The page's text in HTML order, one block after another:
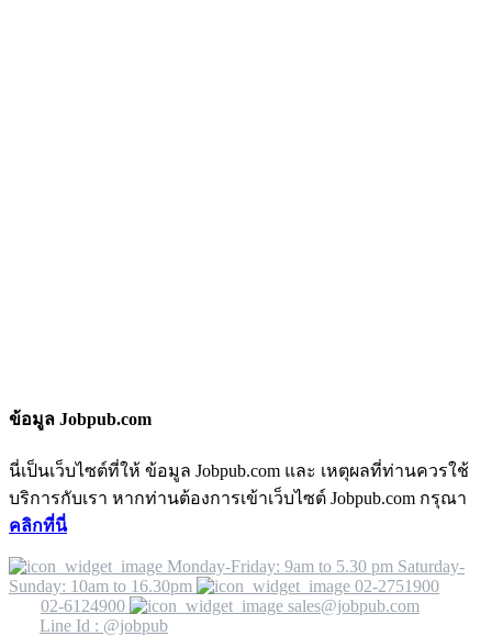
ข้อมูล Jobpub.com
นี่เป็นเว็บไซต์ที่ให้ ข้อมูล Jobpub.com และ เหตุผลที่ท่านควรใช้
บริการกับเรา หากท่านต้องการเข้าเว็บไซต์ Jobpub.com กรุณา
คลิกที่นี่
Monday-Friday: 9am to 5.30 pm Saturday-
Sunday: 10am to 16.30pm
02-2751900
02-6124900
sales@jobpub.com
Line Id : @jobpub